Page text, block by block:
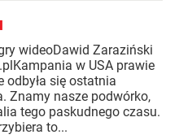
wideoDawid Zaraziński
w USA prawie
odbyła się ostatnia
Znamy nasze podwórko,
tego paskudnego czasu.
to...